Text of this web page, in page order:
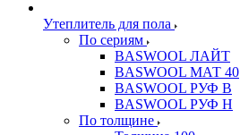
Утеплитель для пола
По сериям
BASWOOL ЛАЙТ
BASWOOL МАТ 40
BASWOOL РУФ В
BASWOOL РУФ Н
По толщине